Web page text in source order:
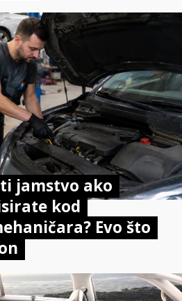
jamstvo ako
kod
Evo što